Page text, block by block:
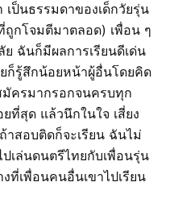
ป็นธรรมดาของเด็กวัยรุ่น
กโจมตีมาตลอด) เพื่อน ๆ
ฉันก็มีผลการเรียนดีเด่น
ก็รู้สึกน้อยหน้าผู้อื่นโดยคิด
มัครมากรอกจนครบทุก
ที่สุด แล้วนึกในใจ เสี่ยง
าสอบติดก็จะเรียน ฉันไม่
ปเล่นดนตรีไทยกับเพื่อนรุ่น
ที่เพื่อนคนอื่นเขาไปเรียน